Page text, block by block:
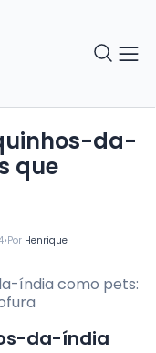
•Por Henrique
da-
que
da-índia